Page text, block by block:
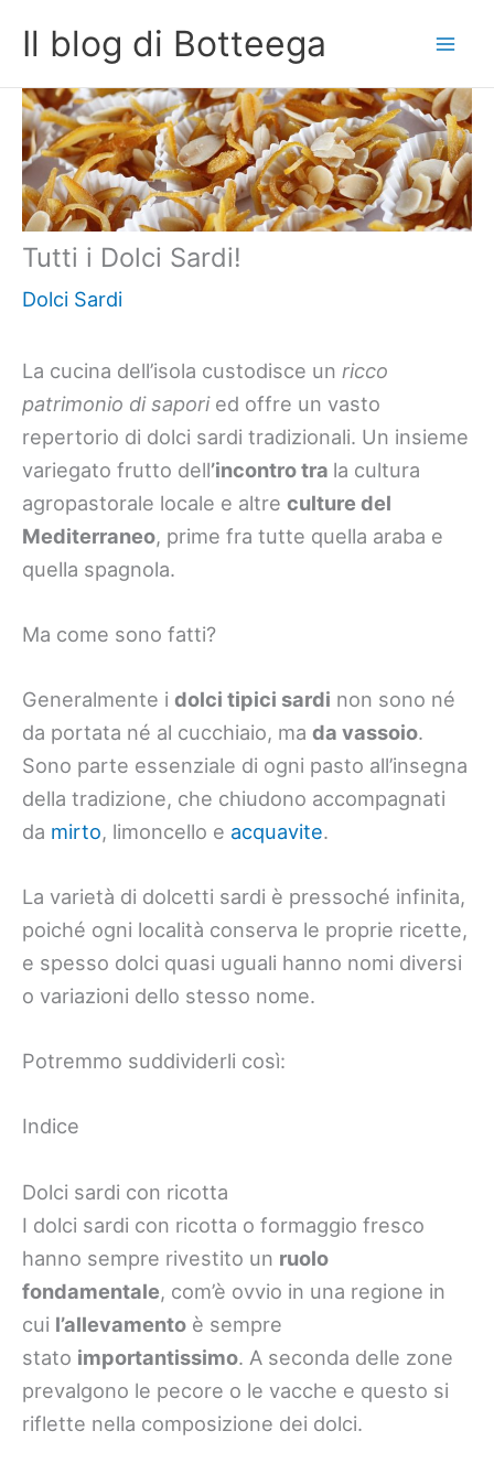
contenuto
Il blog di Botteega
Tutti i Dolci Sardi!
Dolci Sardi
La cucina dell’isola custodisce un ricco
patrimonio di saporied offre un vasto
repertorio di dolci sardi tradizionali. Un insieme
variegato frutto dell’incontro tra la cultura
agropastorale locale e altre culture del
Mediterraneo, prime fra tutte quella araba e
quella spagnola.
Ma come sono fatti?
Generalmente i dolci tipici sardi non sono né
da portata né al cucchiaio, ma da vassoio.
Sono parte essenziale di ogni pasto all’insegna
della tradizione, che chiudono accompagnati
da mirto, limoncello e acquavite.
La varietà di dolcetti sardi è pressoché infinita,
poiché ogni località conserva le proprie ricette,
e spesso dolci quasi uguali hanno nomi diversi
o variazioni dello stesso nome.
Potremmo suddividerli così:
Indice
Dolci sardi con ricotta
I dolci sardi con ricotta o formaggio fresco
hanno sempre rivestito un ruolo
fondamentale, com’è ovvio in una regione in
cui l’allevamento è sempre
stato importantissimo. A seconda delle zone
prevalgono le pecore o le vacche e questo si
riflette nella composizione dei dolci.